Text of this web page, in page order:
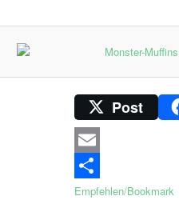
Post
Email
Empfehlen/Bookmark